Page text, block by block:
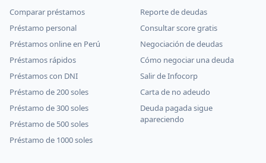
Comparar préstamos
Préstamo personal
Préstamos online en Perú
Préstamos rápidos
Préstamos con DNI
Préstamo de 200 soles
Préstamo de 300 soles
Préstamo de 500 soles
Préstamo de 1000 soles
Reporte de deudas
Consultar score gratis
Negociación de deudas
Cómo negociar una deuda
Salir de Infocorp
Carta de no adeudo
Deuda pagada sigue
apareciendo